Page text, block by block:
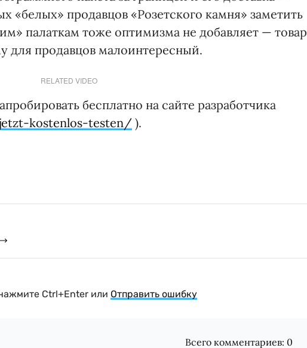
«белых» продавцов «Розетско­го камня» заметить
палаткам тоже оптимизма не добавляет — товар
для продавцов малоинтересный.
RELATED VIDEO
бесплатно на сайте разработчика
kostenlos-testen/ ).
Ctrl+Enter или Отправить ошибку
Всего комментариев: 0